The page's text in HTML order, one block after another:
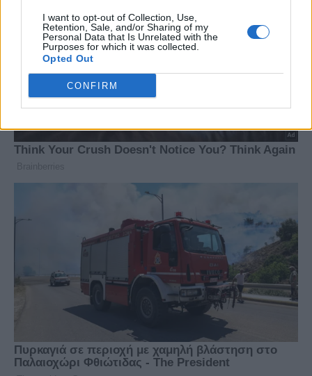
I want to opt-out of Collection, Use,
Retention, Sale, and/or Sharing of my
Personal Data that Is Unrelated with the
Purposes for which it was collected.
Opted Out
CONFIRM